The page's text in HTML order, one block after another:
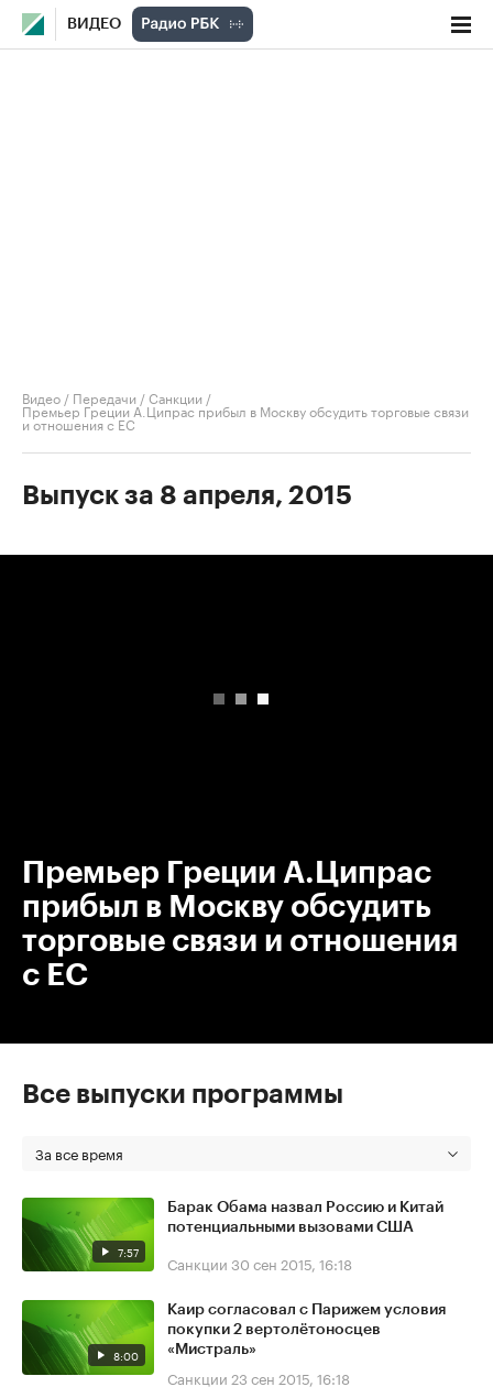
ВИДЕО
Видео / Передачи /Санкции /
Премьер Греции А.Ципрас прибыл в Москву обсудить торговые связи
и отношения с ЕС
Выпуск за 8 апреля, 2015
Премьер Греции А.Ципрас
прибыл в Москву обсудить
торговые связи и отношения
с ЕС
Все выпуски программы
За все время
7:57
Барак Обама назвал Россию и Китай
потенциальными вызовами США
Санкции 30 сен 2015, 16:18
8:00
Каир согласовал с Парижем условия
покупки 2 вертолётоносцев
«Мистраль»
Санкции 23 сен 2015, 16:18